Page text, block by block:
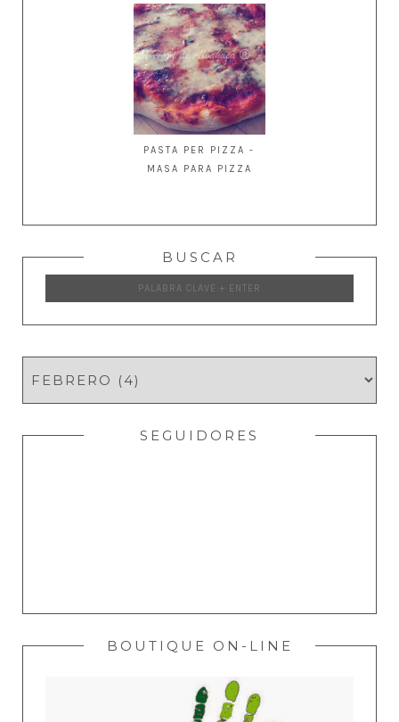
PASTA PER PIZZA -
MASA PARA PIZZA
BUSCAR
SEGUIDORES
BOUTIQUE ON-LINE